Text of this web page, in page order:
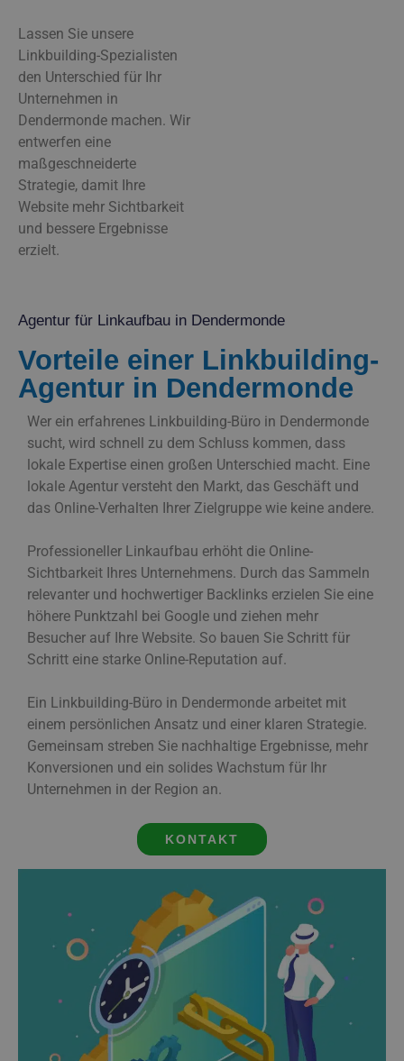
Lassen Sie unsere
Linkbuilding-Spezialisten
den Unterschied für Ihr
Unternehmen in
Dendermonde machen. Wir
entwerfen eine
maßgeschneiderte
Strategie, damit Ihre
Website mehr Sichtbarkeit
und bessere Ergebnisse
erzielt.
Agentur für Linkaufbau in Dendermonde
Vorteile einer Linkbuilding-
Agentur in Dendermonde
Wer ein erfahrenes Linkbuilding-Büro in Dendermonde
sucht, wird schnell zu dem Schluss kommen, dass
lokale Expertise einen großen Unterschied macht. Eine
lokale Agentur versteht den Markt, das Geschäft und
das Online-Verhalten Ihrer Zielgruppe wie keine andere.
Professioneller Linkaufbau erhöht die Online-
Sichtbarkeit Ihres Unternehmens. Durch das Sammeln
relevanter und hochwertiger Backlinks erzielen Sie eine
höhere Punktzahl bei Google und ziehen mehr
Besucher auf Ihre Website. So bauen Sie Schritt für
Schritt eine starke Online-Reputation auf.
Ein Linkbuilding-Büro in Dendermonde arbeitet mit
einem persönlichen Ansatz und einer klaren Strategie.
Gemeinsam streben Sie nachhaltige Ergebnisse, mehr
Konversionen und ein solides Wachstum für Ihr
Unternehmen in der Region an.
KONTAKT